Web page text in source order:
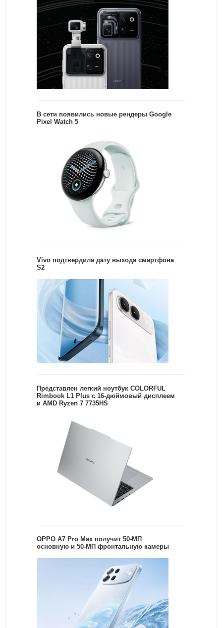
В сети появились новые рендеры Google
Pixel Watch 5
Vivo подтвердила дату выхода смартфона
S2
Представлен легкий ноутбук COLORFUL
Rimbook L1 Plus с 16-дюймовый дисплеем
и AMD Ryzen 7 7735HS
OPPO A7 Pro Max получит 50-МП
основную и 50-МП фронтальную камеры